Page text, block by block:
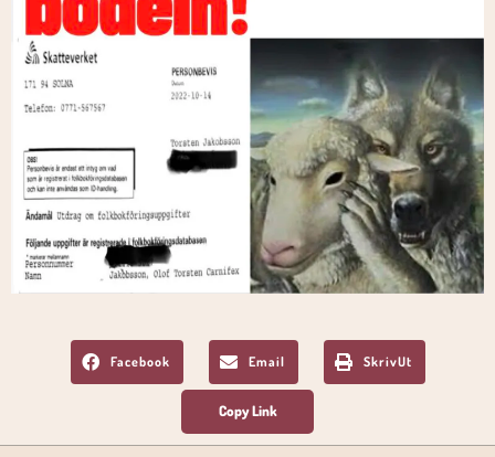
Facebook Email SkrivUt